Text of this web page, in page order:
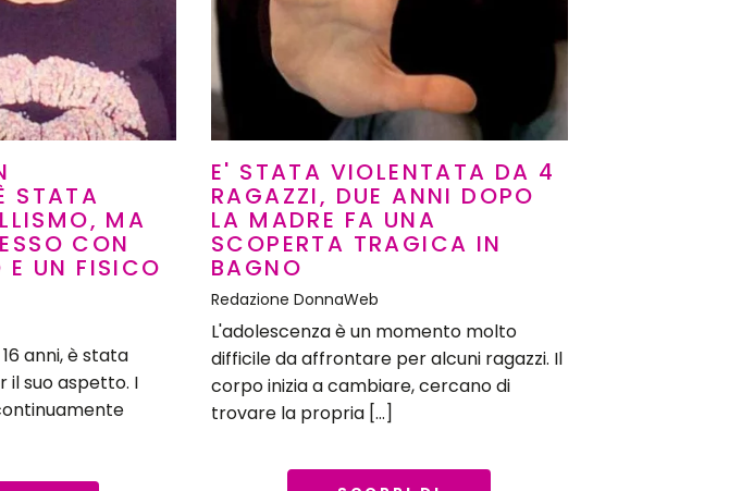
STATA
MA
CON
UN FISICO
anni, è stata
il suo aspetto. I
E' STATA VIOLENTATA DA 4
RAGAZZI, DUE ANNI DOPO
LA MADRE FA UNA
SCOPERTA TRAGICA IN
BAGNO
Redazione DonnaWeb
L'adolescenza è un momento molto
difficile da affrontare per alcuni ragazzi. Il
corpo inizia a cambiare, cercano di
trovare la propria […]